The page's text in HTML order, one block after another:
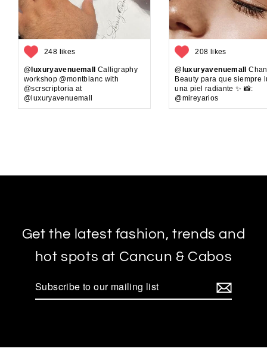
248 likes
@luxuryavenuemall Calligraphy
workshop @montblanc with
@scrscriptoria at
@luxuryavenuemall
208 likes
@luxuryavenuemall
Beauty para que siempre
una piel radiante ✨ 📸:
@mireyarios
Get the latest fashion, trends and
hot spots at Cancun & Cabos